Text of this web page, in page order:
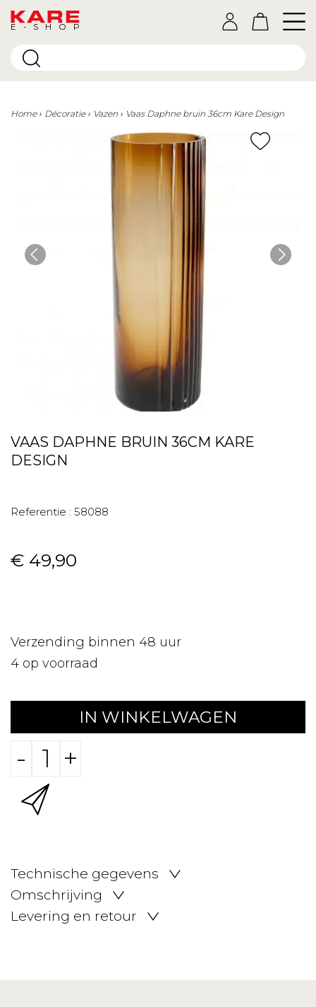
E-SHOP
Home Décoratie Vazen Vaas Daphne bruin 36cm Kare Design
VAAS DAPHNE BRUIN 36CM KARE
DESIGN
Referentie : 58088
€ 49,90
Verzending binnen 48 uur
4 op voorraad
IN WINKELWAGEN
- +
Technische gegevens
Omschrijving
Levering en retour